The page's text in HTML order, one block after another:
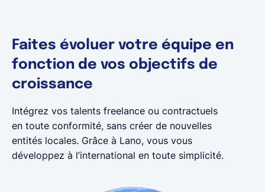
Contractor Management
Faites évoluer votre équipe en
fonction de vos objectifs de
croissance
Intégrez vos talents freelance ou contractuels
en toute conformité, sans créer de nouvelles
entités locales. Grâce à Lano, vous vous
développez à l’international en toute simplicité.